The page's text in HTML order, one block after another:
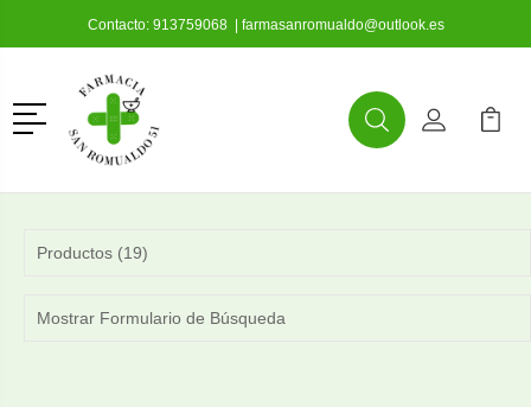
Contacto: 913759068| farmasanromualdo@outlook.es
Menú
BuscarMi Cuenta
Mi
Productos (19)
Mostrar Formulario de Búsqueda